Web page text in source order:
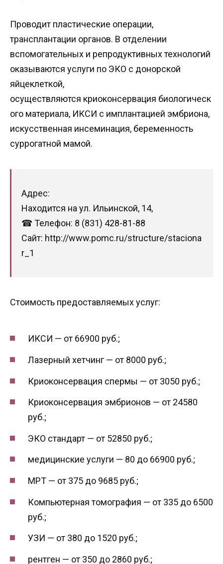
Проводит пластические операции,
трансплантации органов. В отделении
вспомогательных и репродуктивных технологий
оказываются услуги по ЭКО с донорской
яйцеклеткой,
осуществляются криоконсервация биологическ
ого материала, ИКСИ с имплантацией эмбриона,
искусственная инсеминация, беременность
суррогатной мамой.
Адрес:
Находится на ул. Ильинской, 14,
☎ Телефон: 8 (831) 428-81-88
Сайт: http://www.pomc.ru/structure/staciona
r_1
Стоимость предоставляемых услуг:
ИКСИ — от 66900 руб.;
Лазерный хетчинг — от 8000 руб.;
Криоконсервация спермы — от 3050 руб.;
Криоконсервация эмбрионов — от 24580
руб.;
ЭКО стандарт — от 52850 руб.;
медицинские услуги — 80 до 66900 руб.;
МРТ — от 375 до 9685 руб.;
Компьютерная томография — от 335 до 6500
руб.;
УЗИ — от 380 до 1520 руб.;
рентген — от 350 до 2860 руб.;